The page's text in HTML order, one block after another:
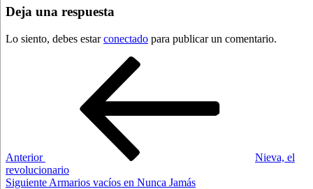
Deja una respuesta
Lo siento, debes estarconectado para publicar un comentario.
Anterior
Nieva, el
revolucionario
Siguiente
Siguiente Armarios vacíos en Nunca Jamás